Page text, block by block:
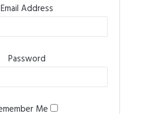
Email Address
Password